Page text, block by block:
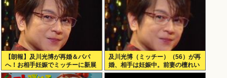
【朗報】及川光博が再婚＆パパ
へ！お相手妊娠でミッチーに新展
開
及川光博（ミッチー）（56）が再
婚、相手は妊娠中。前妻の檀れい
とは18年に離婚し子供はなし